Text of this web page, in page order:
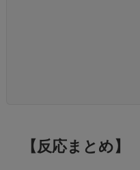
【反応まとめ】